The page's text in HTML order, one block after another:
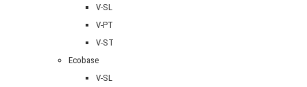
V-SL
V-PT
V-ST
Ecobase
V-SL